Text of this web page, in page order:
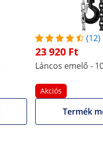
mm
(12)
23 920 Ft
Láncos emelő -
Akciós
Termék